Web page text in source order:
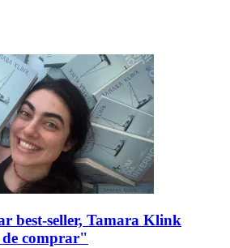
best-seller, Tamara Klink
comprar"